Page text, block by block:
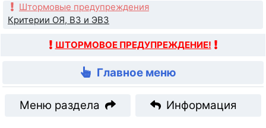
Штормовые предупреждения
Критерии ОЯ, ВЗ и ЭВЗ
ШТОРМОВОЕ ПРЕДУПРЕЖДЕНИЕ!
Главное меню
Меню раздела Информация